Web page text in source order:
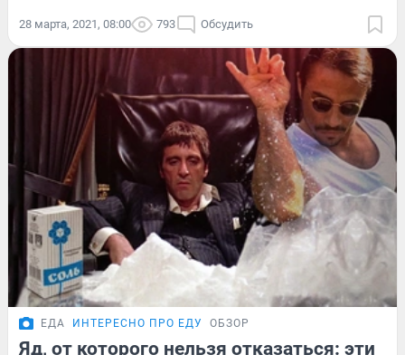
28 марта, 2021, 08:00 793 Обсудить
ЕДА ИНТЕРЕСНО ПРО ЕДУ ОБЗОР
Яд, от которого нельзя отказаться: эти